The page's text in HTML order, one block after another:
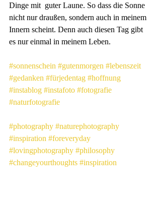
Dinge mit  guter Laune. So dass die Sonne
nicht nur draußen, sondern auch in meinem
Innern scheint. Denn auch diesen Tag gibt
es nur einmal in meinem Leben.
#sonnenschein #gutenmorgen #lebenszeit
#gedanken #fürjedentag #hoffnung
#instablog #instafoto #fotografie
#naturfotografie
#photography #naturephotography
#inspiration #foreveryday
#lovingphotography #philosophy
#changeyourthoughts #inspiration